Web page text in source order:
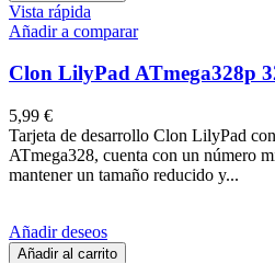
Vista rápida
Añadir a comparar
Clon LilyPad ATmega328p
5,99 €
Tarjeta de desarrollo Clon LilyPad
ATmega328, cuenta con un número
mantener un tamaño reducido y...
Añadir deseos
Añadir al carrito